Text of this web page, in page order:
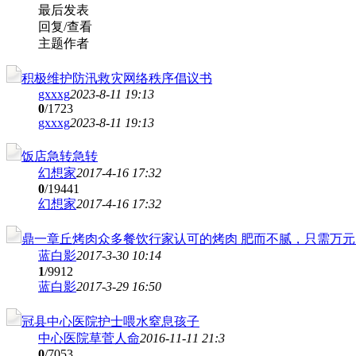
最后发表
回复/查看
主题作者
积极维护防汛救灾网络秩序倡议书
gxxxg2023-8-11 19:13
0/1723
gxxxg2023-8-11 19:13
饭店急转急转
幻想家2017-4-16 17:32
0/19441
幻想家2017-4-16 17:32
鼎一章丘烤肉众多餐饮行家认可的烤肉 肥而不腻，只需万
蓝白影2017-3-30 10:14
1/9912
蓝白影2017-3-29 16:50
冠县中心医院护士喂水窒息孩子
中心医院草菅人命2016-11-11 21:3